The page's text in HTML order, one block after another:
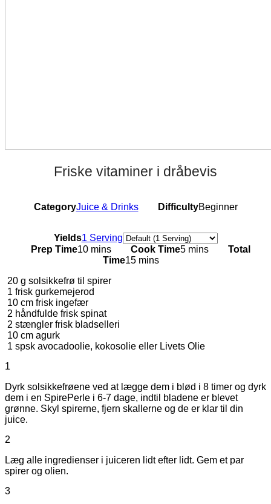
Friske vitaminer i dråbevis
CategoryJuice & Drinks DifficultyBeginner
Yields1 ServingServings
Prep Time10 mins Cook Time5 mins
Total
Time15 mins
20 g solsikkefrø til spirer
1 frisk gurkemejerod
10 cm frisk ingefær
2 håndfulde frisk spinat
2 stængler frisk bladselleri
10 cm agurk
1 spsk avocadoolie, kokosolie eller Livets Olie
1
Dyrk solsikkefrøene ved at lægge dem i blød i 8 timer og dyrk
dem i en SpirePerle i 6-7 dage, indtil bladene er blevet
grønne. Skyl spirerne, fjern skallerne og de er klar til din
juice.
2
Læg alle ingredienser i juiceren lidt efter lidt. Gem et par
spirer og olien.
3